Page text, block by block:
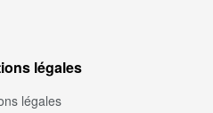
légales
légales